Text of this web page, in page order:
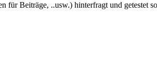
für Beiträge, ..usw.) hinterfragt und getestet